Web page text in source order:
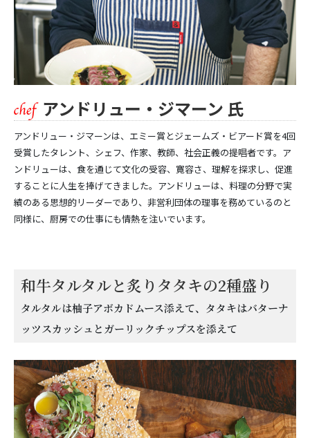
アンドリュー・ジマーン 氏
アンドリュー・ジマーンは、エミー賞とジェームズ・ビアード賞を4回
受賞したタレント、シェフ、作家、教師、社会正義の提唱者です。ア
ンドリューは、食を通じて文化の受容、寛容さ、理解を探求し、促進
することに人生を捧げてきました。アンドリューは、料理の分野で実
績のある思想的リーダーであり、非営利団体の理事を務めているのと
同様に、厨房での仕事にも情熱を注いでいます。
和牛タルタルと炙りタタキの2種盛り
タルタルは柚子アボカドムース添えて、タタキはバターナ
ッツスカッシュとガーリックチップスを添えて